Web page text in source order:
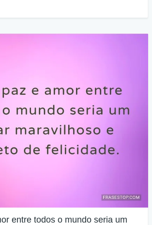
entre todos o mundo seria um